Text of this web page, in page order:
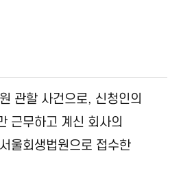
관할 사건으로, 신청인의
근무하고 계신 회사의
울회생법원으로 접수한